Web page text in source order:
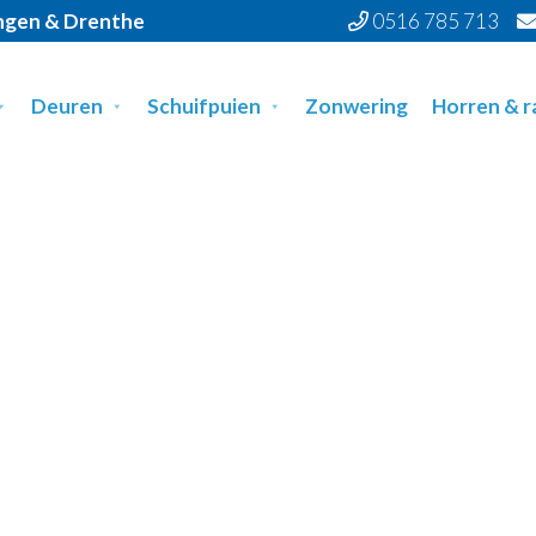
& Drenthe 0516 785 713
Deuren Schuifpuien Zonwering Horren &